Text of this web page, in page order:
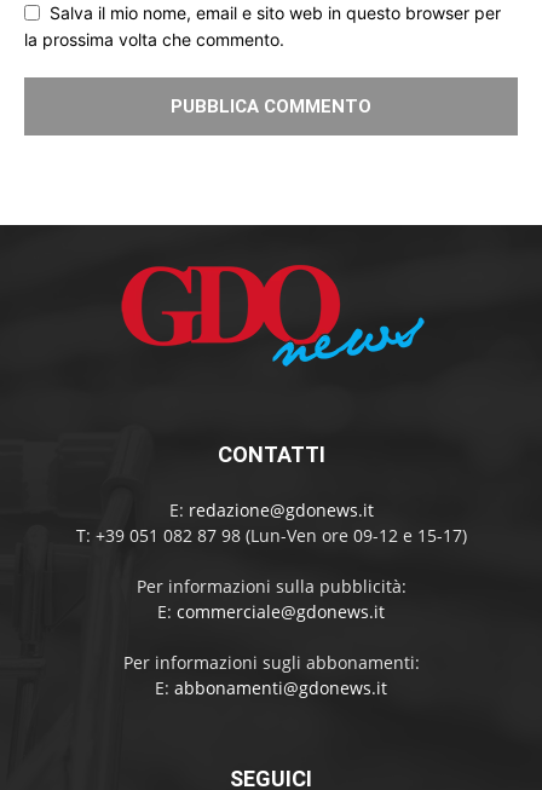
Salva il mio nome, email e sito web in questo browser per
la prossima volta che commento.
CONTATTI
E: redazione@gdonews.it
T: +39 051 082 87 98 (Lun-Ven ore 09-12 e 15-17)
Per informazioni sulla pubblicità:
E: commerciale@gdonews.it
Per informazioni sugli abbonamenti:
E: abbonamenti@gdonews.it
SEGUICI